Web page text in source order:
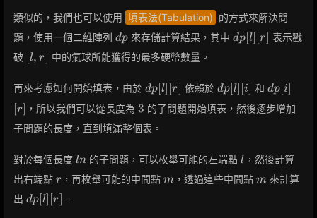
類似的，我們也可以使用 填表法(Tabulation) 的方式來解決問
題，使用一個二維陣列 dp
dp 來存儲計算結果，其中 dp[l]
[r]
dp[l] [r] 表示戳
破 [l,
r]
l, r 中的氣球所能獲得的最多硬幣數量。
再來考慮如何開始填表，由於 dp[l]
dp l [r 依賴於 dp[l]
dp[ l [i 和dp[i]
dp [i
[r] ，所以我們可以從長度為3
3 的子問題開始填表，然後逐步增加
子問題的長度，直到填滿整個表。
對於每個長度 ln
ln 的子問題，可以枚舉可能的左端點l
l ，然後計算
出右端點 r
r ，再枚舉可能的中間點m
m ，透過這些中間點m
m 來計算
出 dp[l]
[r]
dp[l] [r] 。